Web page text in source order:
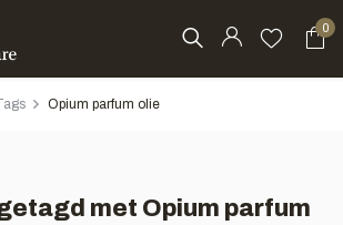
0
Opium parfum olie
met Opium parfum